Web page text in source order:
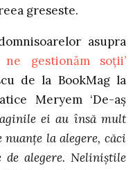
greseste.
asupra
ne gestionăm soţii’
de la BookMag la
Meryem ‘De-aş
ei au însă mult
la alegere, căci
alegere. Neliniştile